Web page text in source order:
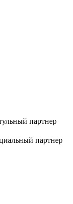
партнер
партнер